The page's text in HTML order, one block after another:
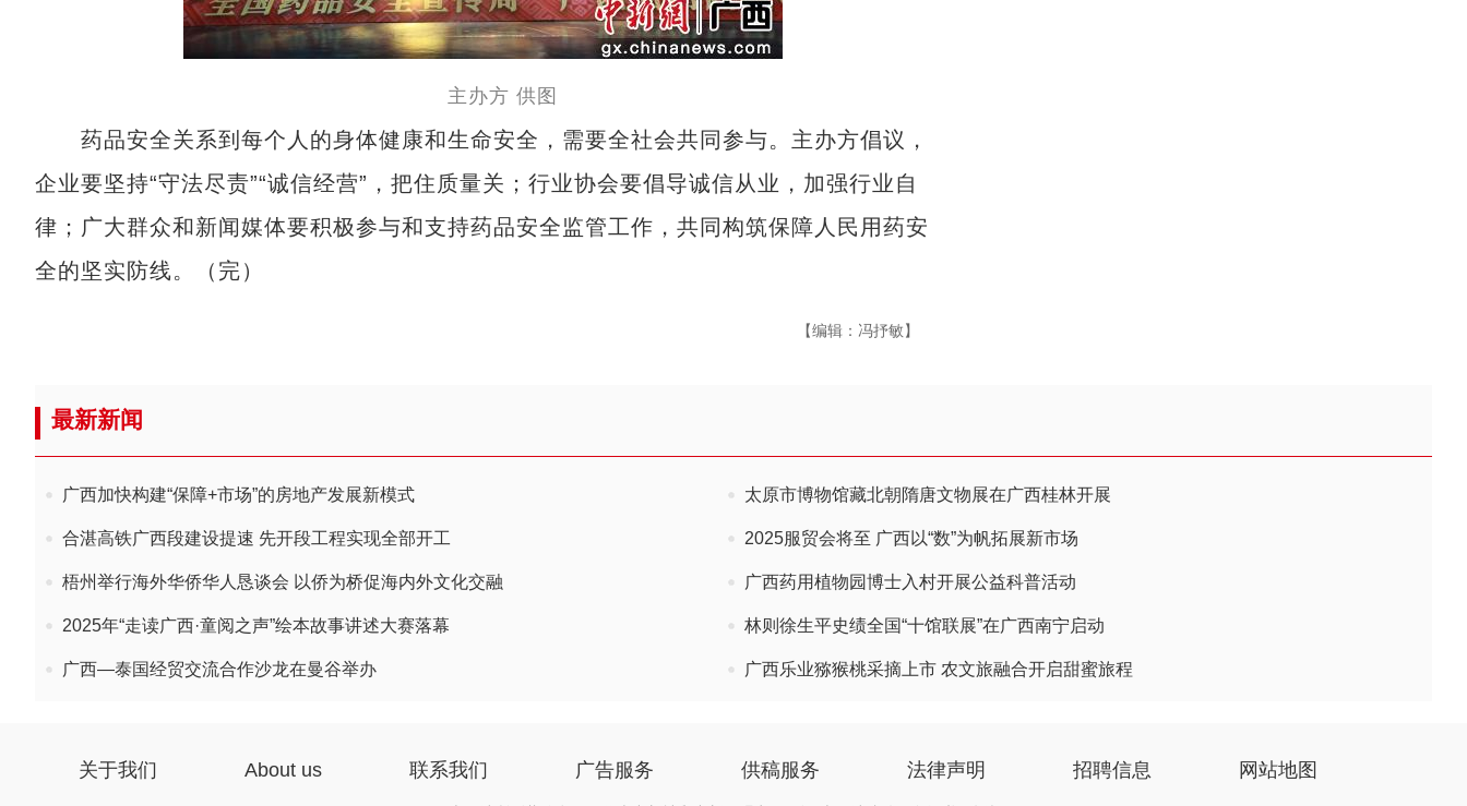
主办方 供图
药品安全关系到每个人的身体健康和生命安全，需要全社会共同参与。主办方倡议，
企业要坚持“守法尽责”“诚信经营”，把住质量关；行业协会要倡导诚信从业，加强行业自
律；广大群众和新闻媒体要积极参与和支持药品安全监管工作，共同构筑保障人民用药安
全的坚实防线。（完）
【编辑：冯抒敏】
最新新闻
广西加快构建“保障+市场”的房地产发展新模式 太原市博物馆藏北朝隋唐文物展在广西桂林开展
合湛高铁广西段建设提速 先开段工程实现全部开工 2025服贸会将至 广西以“数”为帆拓展新市场
梧州举行海外华侨华人恳谈会 以侨为桥促海内外文化交融 广西药用植物园博士入村开展公益科普活动
2025年“走读广西·童阅之声”绘本故事讲述大赛落幕 林则徐生平史绩全国“十馆联展”在广西南宁启动
广西—泰国经贸交流合作沙龙在曼谷举办 广西乐业猕猴桃采摘上市 农文旅融合开启甜蜜旅程
关于我们 About us 联系我们 广告服务 供稿服务 法律声明 招聘信息 网站地图